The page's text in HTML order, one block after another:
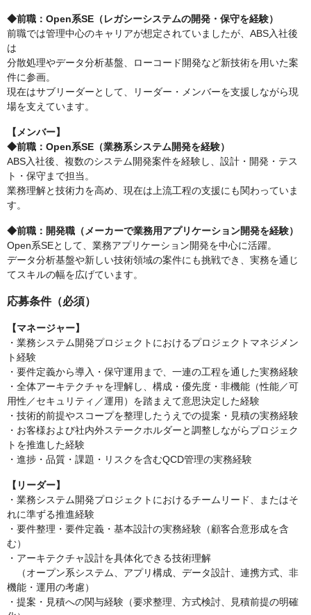
◆前職：Open系SE（レガシーシステムの開発・保守を経験）
前職では管理中心のキャリアが想定されていましたが、ABS入社後
は
分散処理やデータ分析基盤、ローコード開発など新技術を用いた案
件に参画。
現在はサブリーダーとして、リーダー・メンバーを支援しながら現
場を支えています。
【メンバー】
◆前職：Open系SE（業務系システム開発を経験）
ABS入社後、複数のシステム開発案件を経験し、設計・開発・テス
ト・保守まで担当。
業務理解と技術力を高め、現在は上流工程の支援にも関わっていま
す。
◆前職：開発職（メーカーで業務用アプリケーション開発を経験）
Open系SEとして、業務アプリケーション開発を中心に活躍。
データ分析基盤や新しい技術領域の案件にも挑戦でき、実務を通じ
てスキルの幅を広げています。
応募条件（必須）
【マネージャー】
・業務システム開発プロジェクトにおけるプロジェクトマネジメン
ト経験
・要件定義から導入・保守運用まで、一連の工程を通した実務経験
・全体アーキテクチャを理解し、構成・優先度・非機能（性能／可
用性／セキュリティ／運用）を踏まえて意思決定した経験
・技術的前提やスコープを整理したうえでの提案・見積の実務経験
・お客様および社内外ステークホルダーと調整しながらプロジェク
トを推進した経験
・進捗・品質・課題・リスクを含むQCD管理の実務経験
【リーダー】
・業務システム開発プロジェクトにおけるチームリード、またはそ
れに準ずる推進経験
・要件整理・要件定義・基本設計の実務経験（顧客合意形成を含
む）
・アーキテクチャ設計を具体化できる技術理解
（オープン系システム、アプリ構成、データ設計、連携方式、非
機能・運用の考慮）
・提案・見積への関与経験（要求整理、方式検討、見積前提の明確